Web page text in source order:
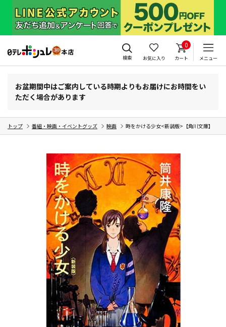
検索 お気に入り
0
カート メニュー
お盆期間中はご案内している時期よりもお届けにお時間をい
ただく場合があります
トップ 番組・映画・イベントグッズ 映画 時をかける少女<新装版>【角川文庫】